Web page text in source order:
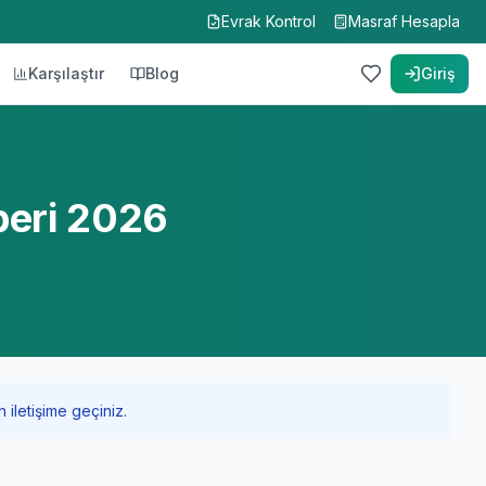
Evrak Kontrol Masraf Hesapla
Karşılaştır Blog Giriş
2026
iletişime geçiniz.